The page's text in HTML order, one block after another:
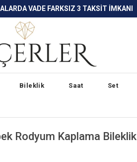
3 TAKSİT İMKANI
Bileklik Saat Set
Rodyum Kaplama Bileklik